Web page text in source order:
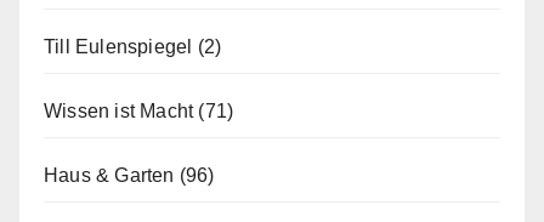
Till Eulenspiegel (2)
Wissen ist Macht(71)
Haus & Garten (96)